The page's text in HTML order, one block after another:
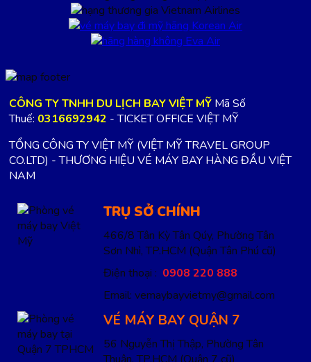
CÔNG TY TNHH DU LỊCH BAY VIỆT MỸ Mã Số
Thuế: 0316692942 - TICKET OFFICE VIỆT MỸ
TỔNG CÔNG TY VIỆT MỸ (VIỆT MỸ TRAVEL GROUP
CO.LTD) - THƯƠNG HIỆU VÉ MÁY BAY HÀNG ĐẦU VIỆT
NAM
TRỤ SỞ CHÍNH
466/8 Tân Kỳ Tân Qúy, Phường Tân
Sơn Nhì, TP.HCM (Quận Tân Phú cũ)
Điện thoại : 0908 220 888
Email: vemaybayvietmy@gmail.com
VÉ MÁY BAY QUẬN 7
56 Nguyễn Thị Thập, Phường Tân
Thuận, TP.HCM (Quận 7 cũ)